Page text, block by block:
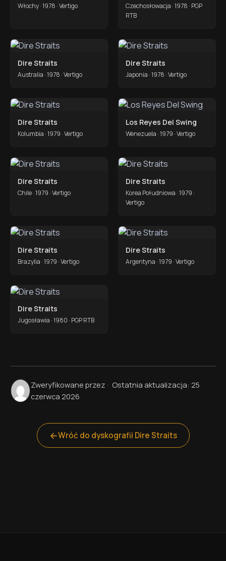
Włochy · 1978 · Vertigo
Czechosłowacja · 1978 · PGP
RTB
Dire Straits
Australia · 1978 · Vertigo
Dire Straits
Japonia · 1978 · Vertigo
Dire Straits
Kolumbia · 1979 · Vertigo
Los Reyes Del Swing
Wenezuela · 1979 · Vertigo
Dire Straits
Chile · 1979 · Vertigo
Dire Straits
Korea Południowa · 1979 ·
Vertigo
Dire Straits
Brazylia · 1979 · Vertigo
Dire Straits
Argentyna · 1979 · Vertigo
Dire Straits
Jugosławia · 1980 · PGP RTB
Zweryfikowane przez · Ostatnia aktualizacja: 25
czerwca 2026
←Wróć do dyskografii Dire Straits